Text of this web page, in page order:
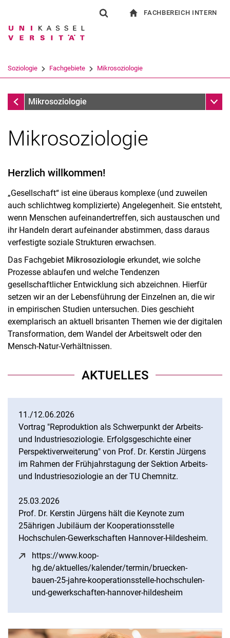
Springe direkt zu: Inhalt
Springe direkt zu: Suche
Springe direkt zu:
Suchbegriff
Suchen (öffnet externen Link in einem
FACHBEREICH INTERN
Soziologie Fachgebiete Mikrosoziologie
Fachgebiete
Mikrosoziologie
Mikrosoziologie
Herzlich willkommen!
„Gesellschaft“ ist eine überaus komplexe (und zuweilen
auch schlichtweg komplizierte) Angelegenheit. Sie entsteht,
wenn Menschen aufeinandertreffen, sich austauschen und
ihr Handeln derart aufeinander abstimmen, dass daraus
verfestigte soziale Strukturen erwachsen.
Das Fachgebiet Mikrosoziologie erkundet, wie solche
Prozesse ablaufen und welche Tendenzen
gesellschaftlicher Entwicklung sich abzeichnen. Hierfür
setzen wir an der Lebensführung der Einzelnen an, die wir
in empirischen Studien untersuchen. Dies geschieht
exemplarisch an aktuell brisanten Themen wie der digitalen
Transformation, dem Wandel der Arbeitswelt oder den
Mensch-Natur-Verhältnissen.
AKTUELLES
11./12.06.2026
Vortrag "Reproduktion als Schwerpunkt der Arbeits-
und Industriesoziologie. Erfolgsgeschichte einer
Perspektiverweiterung" von Prof. Dr. Kerstin Jürgens
im Rahmen der Frühjahrstagung der Sektion Arbeits-
und Industriesoziologie an der TU Chemnitz.
25.03.2026
Prof. Dr. Kerstin Jürgens hält die Keynote zum
25ährigen Jubiläum der Kooperationsstelle
Hochschulen-Gewerkschaften Hannover-Hildesheim.
https://www.koop-
hg.de/aktuelles/kalender/termin/bruecken-
bauen-25-jahre-kooperationsstelle-hochschulen-
und-gewerkschaften-hannover-hildesheim